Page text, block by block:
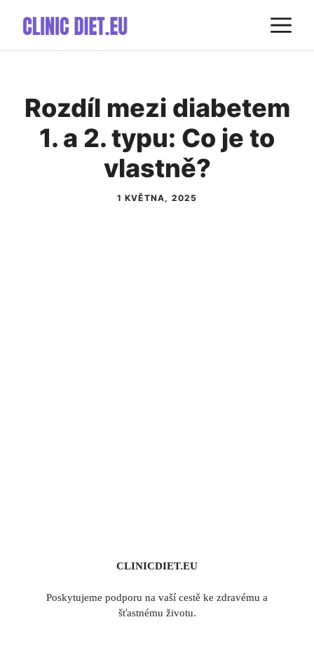
obsah
Rozdíl mezi diabetem
1. a 2. typu: Co je to
vlastně?
1 KVĚTNA, 2025
CLINICDIET.EU
Poskytujeme podporu na vaší cestě ke zdravému a
šťastnému životu.